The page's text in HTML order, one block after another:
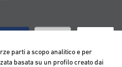
parti a scopo analitico e per
basata su un profilo creato dai